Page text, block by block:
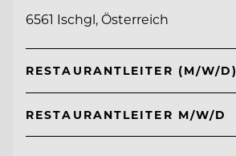
6561 Ischgl, Österreich
RESTAURANTLEITER (M/W/D)
RESTAURANTLEITER M/W/D